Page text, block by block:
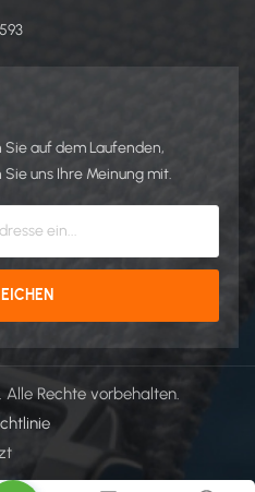
auf dem Laufenden,
uns Ihre Meinung mit.
Rechte vorbehalten.